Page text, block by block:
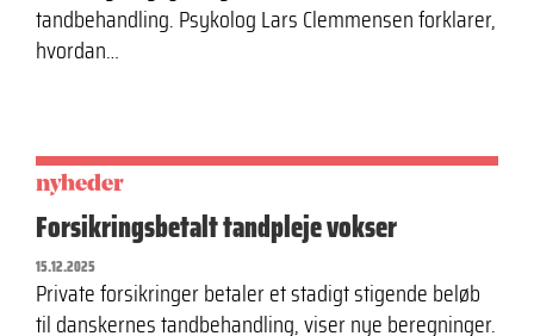
tandbehandling. Psykolog Lars Clemmensen forklarer,
hvordan…
nyheder
Forsikringsbetalt tandpleje vokser
15.12.2025
Private forsikringer betaler et stadigt stigende beløb
til danskernes tandbehandling, viser nye beregninger.